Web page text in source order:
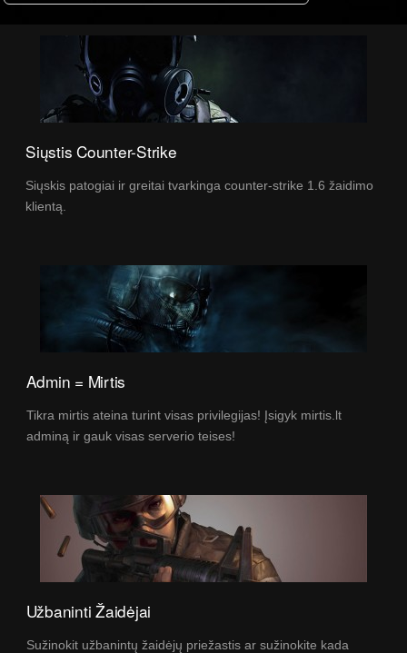
Siųstis Counter-Strike
Siųskis patogiai ir greitai tvarkinga counter-strike 1.6 žaidimo
klientą.
Admin = Mirtis
Tikra mirtis ateina turint visas privilegijas! Įsigyk mirtis.lt
adminą ir gauk visas serverio teises!
Užbaninti Žaidėjai
Sužinokit užbanintų žaidėjų priežastis ar sužinokite kada